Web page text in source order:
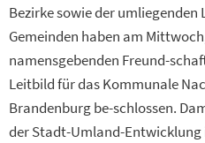
Bezirke sowie der umliegenden
Gemeinden haben am
namensgebenden Freund-
Leitbild für das Kommunale
Brandenburg be-schlossen.
der Stadt-Umland-